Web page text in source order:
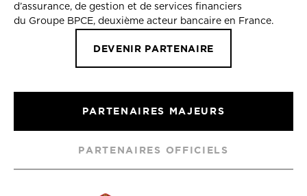
d’assurance, de gestion et de services financiers
du Groupe BPCE, deuxième acteur bancaire en France.
DEVENIR PARTENAIRE
PARTENAIRES MAJEURS
PARTENAIRES OFFICIELS